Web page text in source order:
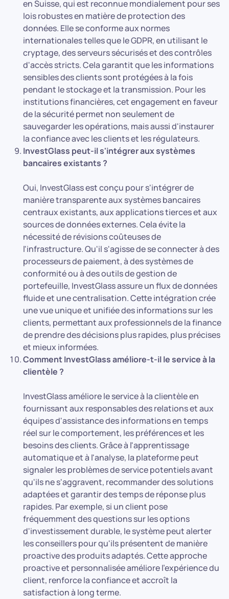
en Suisse, qui est reconnue mondialement pour ses
lois robustes en matière de protection des
données. Elle se conforme aux normes
internationales telles que le GDPR, en utilisant le
cryptage, des serveurs sécurisés et des contrôles
d'accès stricts. Cela garantit que les informations
sensibles des clients sont protégées à la fois
pendant le stockage et la transmission. Pour les
institutions financières, cet engagement en faveur
de la sécurité permet non seulement de
sauvegarder les opérations, mais aussi d'instaurer
la confiance avec les clients et les régulateurs.
InvestGlass peut-il s'intégrer aux systèmes
bancaires existants ?
Oui, InvestGlass est conçu pour s'intégrer de
manière transparente aux systèmes bancaires
centraux existants, aux applications tierces et aux
sources de données externes. Cela évite la
nécessité de révisions coûteuses de
l'infrastructure. Qu'il s'agisse de se connecter à des
processeurs de paiement, à des systèmes de
conformité ou à des outils de gestion de
portefeuille, InvestGlass assure un flux de données
fluide et une centralisation. Cette intégration crée
une vue unique et unifiée des informations sur les
clients, permettant aux professionnels de la finance
de prendre des décisions plus rapides, plus précises
et mieux informées.
Comment InvestGlass améliore-t-il le service à la
clientèle ?
InvestGlass améliore le service à la clientèle en
fournissant aux responsables des relations et aux
équipes d'assistance des informations en temps
réel sur le comportement, les préférences et les
besoins des clients. Grâce à l'apprentissage
automatique et à l'analyse, la plateforme peut
signaler les problèmes de service potentiels avant
qu'ils ne s'aggravent, recommander des solutions
adaptées et garantir des temps de réponse plus
rapides. Par exemple, si un client pose
fréquemment des questions sur les options
d'investissement durable, le système peut alerter
les conseillers pour qu'ils présentent de manière
proactive des produits adaptés. Cette approche
proactive et personnalisée améliore l'expérience du
client, renforce la confiance et accroît la
satisfaction à long terme.